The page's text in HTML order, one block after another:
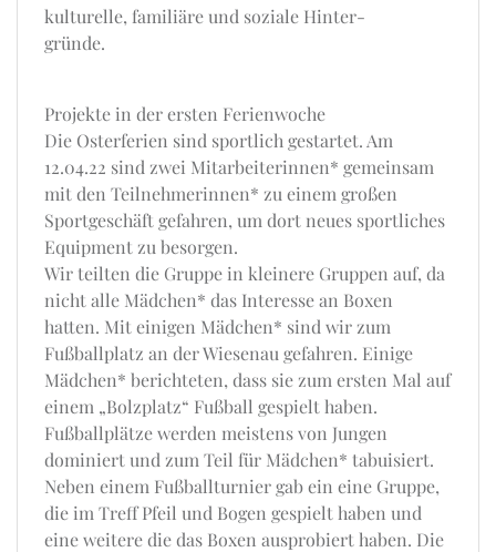
kulturelle, familiäre und soziale Hinter-
gründe.
Projekte in der ersten Ferienwoche
Die Osterferien sind sportlich gestartet. Am
12.04.22 sind zwei Mitarbeiterinnen* gemeinsam
mit den Teilnehmerinnen* zu einem großen
Sportgeschäft gefahren, um dort neues sportliches
Equipment zu besorgen.
Wir teilten die Gruppe in kleinere Gruppen auf, da
nicht alle Mädchen* das Interesse an Boxen
hatten. Mit einigen Mädchen* sind wir zum
Fußballplatz an der Wiesenau gefahren. Einige
Mädchen* berichteten, dass sie zum ersten Mal auf
einem „Bolzplatz“ Fußball gespielt haben.
Fußballplätze werden meistens von Jungen
dominiert und zum Teil für Mädchen* tabuisiert.
Neben einem Fußballturnier gab ein eine Gruppe,
die im Treff Pfeil und Bogen gespielt haben und
eine weitere die das Boxen ausprobiert haben. Die